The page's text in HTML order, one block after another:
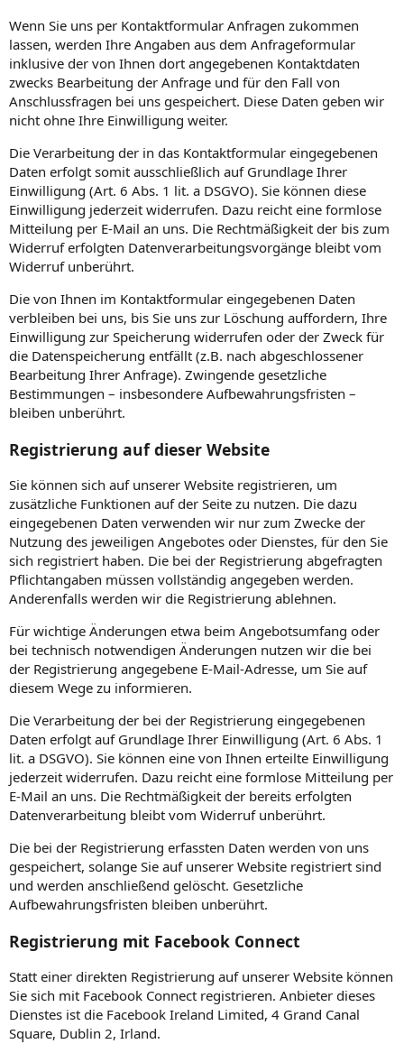
Wenn Sie uns per Kontaktformular Anfragen zukommen
lassen, werden Ihre Angaben aus dem Anfrageformular
inklusive der von Ihnen dort angegebenen Kontaktdaten
zwecks Bearbeitung der Anfrage und für den Fall von
Anschlussfragen bei uns gespeichert. Diese Daten geben wir
nicht ohne Ihre Einwilligung weiter.
Die Verarbeitung der in das Kontaktformular eingegebenen
Daten erfolgt somit ausschließlich auf Grundlage Ihrer
Einwilligung (Art. 6 Abs. 1 lit. a DSGVO). Sie können diese
Einwilligung jederzeit widerrufen. Dazu reicht eine formlose
Mitteilung per E-Mail an uns. Die Rechtmäßigkeit der bis zum
Widerruf erfolgten Datenverarbeitungsvorgänge bleibt vom
Widerruf unberührt.
Die von Ihnen im Kontaktformular eingegebenen Daten
verbleiben bei uns, bis Sie uns zur Löschung auffordern, Ihre
Einwilligung zur Speicherung widerrufen oder der Zweck für
die Datenspeicherung entfällt (z.B. nach abgeschlossener
Bearbeitung Ihrer Anfrage). Zwingende gesetzliche
Bestimmungen – insbesondere Aufbewahrungsfristen –
bleiben unberührt.
Registrierung auf dieser Website
Sie können sich auf unserer Website registrieren, um
zusätzliche Funktionen auf der Seite zu nutzen. Die dazu
eingegebenen Daten verwenden wir nur zum Zwecke der
Nutzung des jeweiligen Angebotes oder Dienstes, für den Sie
sich registriert haben. Die bei der Registrierung abgefragten
Pflichtangaben müssen vollständig angegeben werden.
Anderenfalls werden wir die Registrierung ablehnen.
Für wichtige Änderungen etwa beim Angebotsumfang oder
bei technisch notwendigen Änderungen nutzen wir die bei
der Registrierung angegebene E-Mail-Adresse, um Sie auf
diesem Wege zu informieren.
Die Verarbeitung der bei der Registrierung eingegebenen
Daten erfolgt auf Grundlage Ihrer Einwilligung (Art. 6 Abs. 1
lit. a DSGVO). Sie können eine von Ihnen erteilte Einwilligung
jederzeit widerrufen. Dazu reicht eine formlose Mitteilung per
E-Mail an uns. Die Rechtmäßigkeit der bereits erfolgten
Datenverarbeitung bleibt vom Widerruf unberührt.
Die bei der Registrierung erfassten Daten werden von uns
gespeichert, solange Sie auf unserer Website registriert sind
und werden anschließend gelöscht. Gesetzliche
Aufbewahrungsfristen bleiben unberührt.
Registrierung mit Facebook Connect
Statt einer direkten Registrierung auf unserer Website können
Sie sich mit Facebook Connect registrieren. Anbieter dieses
Dienstes ist die Facebook Ireland Limited, 4 Grand Canal
Square, Dublin 2, Irland.